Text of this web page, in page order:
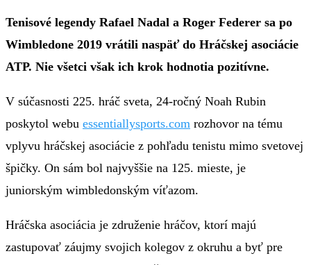
Tenisové legendy Rafael Nadal a Roger Federer sa po
Wimbledone 2019 vrátili naspäť do Hráčskej asociácie
ATP. Nie všetci však ich krok hodnotia pozitívne.
V súčasnosti 225. hráč sveta, 24-ročný Noah Rubin
poskytol webu essentiallysports.com rozhovor na tému
vplyvu hráčskej asociácie z pohľadu tenistu mimo svetovej
špičky. On sám bol najvyššie na 125. mieste, je
juniorským wimbledonským víťazom.
Hráčska asociácia je združenie hráčov, ktorí majú
zastupovať záujmy svojich kolegov z okruhu a byť pre